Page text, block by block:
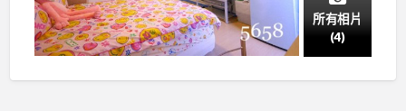
所有相片
(4)